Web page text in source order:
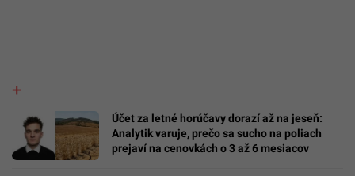
Účet za letné horúčavy dorazí až na jeseň:
Analytik varuje, prečo sa sucho na poliach
prejaví na cenovkách o 3 až 6 mesiacov